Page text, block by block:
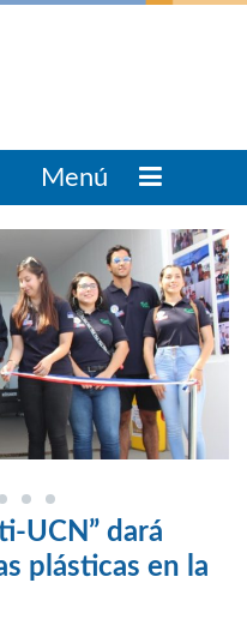
Menú
UCN” dará
plásticas en la